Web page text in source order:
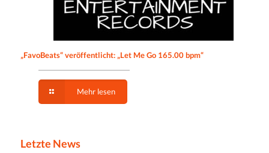
„FavoBeats“ veröffentlicht: „Let Me Go 165.00 bpm“
Mehr lesen
Letzte News